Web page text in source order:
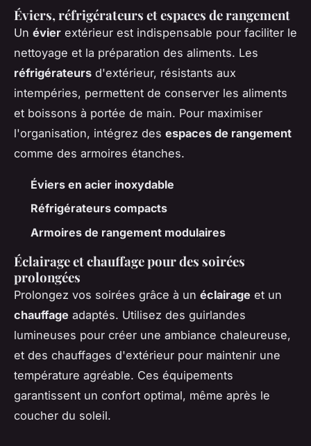
Éviers, réfrigérateurs et espaces de rangement
Un évier extérieur est indispensable pour faciliter le
nettoyage et la préparation des aliments. Les
réfrigérateurs d'extérieur, résistants aux
intempéries, permettent de conserver les aliments
et boissons à portée de main. Pour maximiser
l'organisation, intégrez des espaces de rangement
comme des armoires étanches.
Éviers en acier inoxydable
Réfrigérateurs compacts
Armoires de rangement modulaires
Éclairage et chauffage pour des soirées
prolongées
Prolongez vos soirées grâce à un éclairage et un
chauffage adaptés. Utilisez des guirlandes
lumineuses pour créer une ambiance chaleureuse,
et des chauffages d'extérieur pour maintenir une
température agréable. Ces équipements
garantissent un confort optimal, même après le
coucher du soleil.